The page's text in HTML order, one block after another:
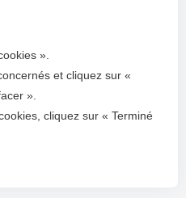
».
et cliquez sur «
».
cliquez sur « Terminé